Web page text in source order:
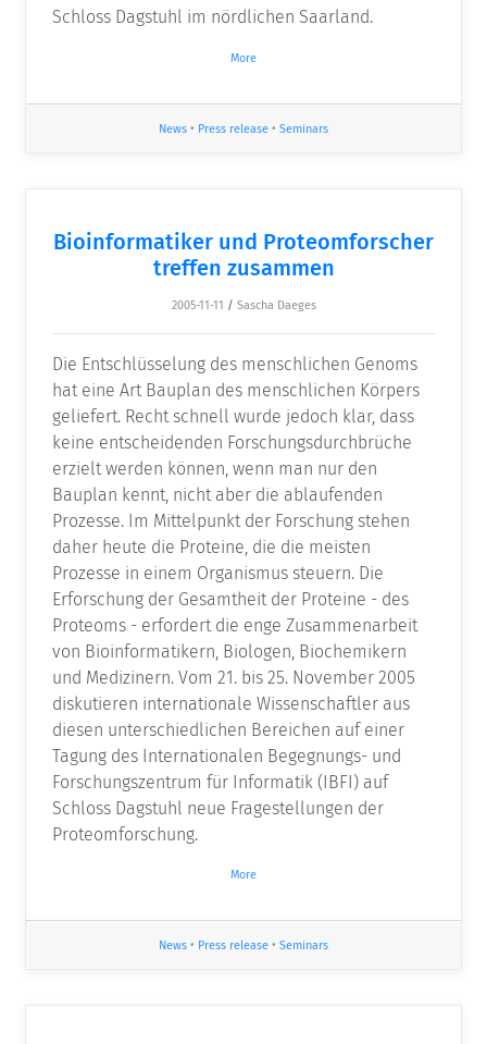
Schloss Dagstuhl im nördlichen Saarland.
More
News • Press release • Seminars
Bioinformatiker und Proteomforscher
treffen zusammen
2005-11-11 / Sascha Daeges
Die Entschlüsselung des menschlichen Genoms
hat eine Art Bauplan des menschlichen Körpers
geliefert. Recht schnell wurde jedoch klar, dass
keine entscheidenden Forschungsdurchbrüche
erzielt werden können, wenn man nur den
Bauplan kennt, nicht aber die ablaufenden
Prozesse. Im Mittelpunkt der Forschung stehen
daher heute die Proteine, die die meisten
Prozesse in einem Organismus steuern. Die
Erforschung der Gesamtheit der Proteine - des
Proteoms - erfordert die enge Zusammenarbeit
von Bioinformatikern, Biologen, Biochemikern
und Medizinern. Vom 21. bis 25. November 2005
diskutieren internationale Wissenschaftler aus
diesen unterschiedlichen Bereichen auf einer
Tagung des Internationalen Begegnungs- und
Forschungszentrum für Informatik (IBFI) auf
Schloss Dagstuhl neue Fragestellungen der
Proteomforschung.
More
News • Press release • Seminars